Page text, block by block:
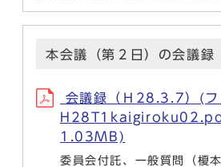
本会議（第２日）の会議録
会議録（Ｈ28.3.7）(フ
H28T1kaigiroku02.pdf
1.03MB)
委員会付託、一般質問（榎